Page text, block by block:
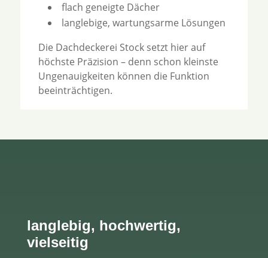
flach geneigte Dächer
langlebige, wartungsarme Lösungen
Die Dachdeckerei Stock setzt hier auf
höchste Präzision – denn schon kleinste
Ungenauigkeiten können die Funktion
beeinträchtigen.
langlebig, hochwertig,
vielseitig